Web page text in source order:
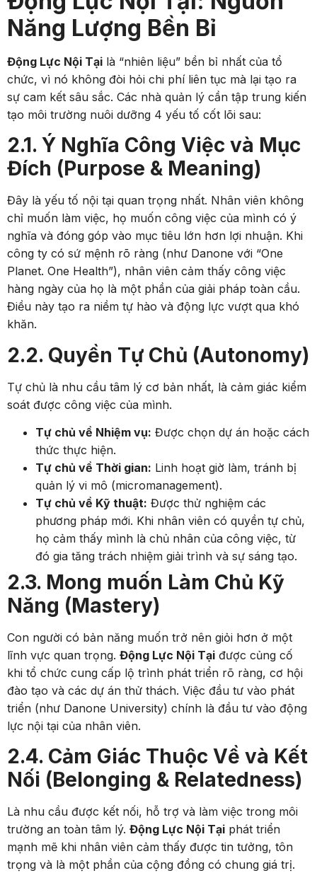
Năng Lượng Bền Bỉ
Động Lực Nội Tại là “nhiên liệu” bền bỉ nhất của tổ
chức, vì nó không đòi hỏi chi phí liên tục mà lại tạo ra
sự cam kết sâu sắc. Các nhà quản lý cần tập trung kiến
tạo môi trường nuôi dưỡng 4 yếu tố cốt lõi sau:
2.1. Ý Nghĩa Công Việc và Mục
Đích (Purpose & Meaning)
Đây là yếu tố nội tại quan trọng nhất. Nhân viên không
chỉ muốn làm việc, họ muốn công việc của mình có ý
nghĩa và đóng góp vào mục tiêu lớn hơn lợi nhuận. Khi
công ty có sứ mệnh rõ ràng (như Danone với “One
Planet. One Health”), nhân viên cảm thấy công việc
hàng ngày của họ là một phần của giải pháp toàn cầu.
Điều này tạo ra niềm tự hào và động lực vượt qua khó
khăn.
2.2. Quyền Tự Chủ (Autonomy)
Tự chủ là nhu cầu tâm lý cơ bản nhất, là cảm giác kiểm
soát được công việc của mình.
Tự chủ về Nhiệm vụ: Được chọn dự án hoặc cách
thức thực hiện.
Tự chủ về Thời gian: Linh hoạt giờ làm, tránh bị
quản lý vi mô (micromanagement).
Tự chủ về Kỹ thuật: Được thử nghiệm các
phương pháp mới. Khi nhân viên có quyền tự chủ,
họ cảm thấy mình là chủ nhân của công việc, từ
đó gia tăng trách nhiệm giải trình và sự sáng tạo.
2.3. Mong muốn Làm Chủ Kỹ
Năng (Mastery)
Con người có bản năng muốn trở nên giỏi hơn ở một
lĩnh vực quan trọng. Động Lực Nội Tại được củng cố
khi tổ chức cung cấp lộ trình phát triển rõ ràng, cơ hội
đào tạo và các dự án thử thách. Việc đầu tư vào phát
triển (như Danone University) chính là đầu tư vào động
lực nội tại của nhân viên.
2.4. Cảm Giác Thuộc Về và Kết
Nối (Belonging & Relatedness)
Là nhu cầu được kết nối, hỗ trợ và làm việc trong môi
trường an toàn tâm lý. Động Lực Nội Tại phát triển
mạnh mẽ khi nhân viên cảm thấy được tin tưởng, tôn
trọng và là một phần của cộng đồng có chung giá trị.